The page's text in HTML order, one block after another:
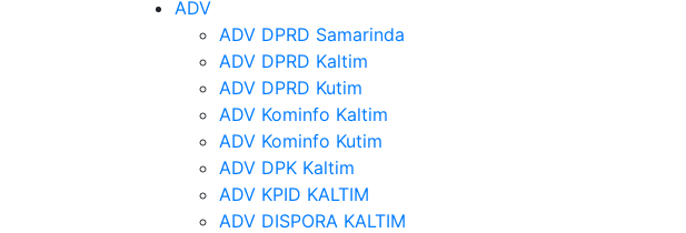
ADV
ADV DPRD Samarinda
ADV DPRD Kaltim
ADV DPRD Kutim
ADV Kominfo Kaltim
ADV Kominfo Kutim
ADV DPK Kaltim
ADV KPID KALTIM
ADV DISPORA KALTIM